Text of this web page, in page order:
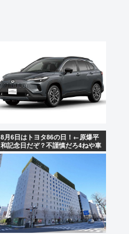
8月6日はトヨタ86の日！←原爆平
和記念日だぞ？不謹慎だろ4ねや車
カス